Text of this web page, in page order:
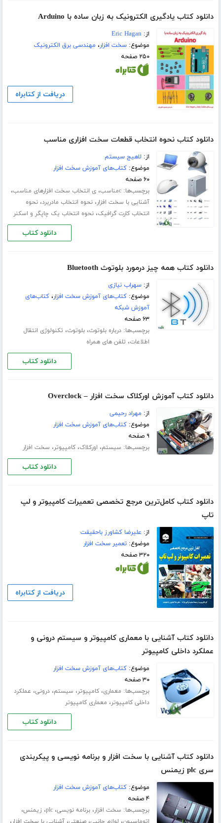
دانلود کتاب یادگیری الکترونیک به زبان ساده با Arduino
از: Eric Hagan
موضوع:سخت افزار، مهندسی برق الکترونیک
۲۵۰ صفحه
دریافت از کتابراه
دانلود کتاب نحوه انتخاب قطعات سخت افزاری مناسب
از: لاهیج سیستم
موضوع:کتاب‌های آموزش سخت افزار
۶۰ صفحه
برچسب‌ها:cمناسب ،ی انتخاب سخت افزارهای مناسب،
آشنایی با سخت افزار،نحوه انتخاب مادربرد،نحوه
انتخاب کارت گرافیک،نحوه انتخاب یک چاپگر و اسکنر
دانلود کتاب
دانلود کتاب همه چیز درمورد بلوتوث Bluetooth
از:سهراب نیازی
موضوع:کتاب‌های آموزش سخت افزار،کتاب‌های
آموزش شبکه
۶۳ صفحه
برچسب‌ها:درباره بلوتوث،بلوتوث، تکنولوژی انتقال
اطلاعات، تلفن های همراه
دانلود کتاب
دانلود کتاب آموزش اورکلاک سخت افزار – Overclock
از: مهراد رحیمی
موضوع:کتاب‌های آموزش سخت افزار
۹ صفحه
برچسب‌ها: سیستم، اورکلاک،کامپیوتر، سخت افزار
دانلود کتاب
دانلود کتاب کامل‌ترین مرجع تخصصی تعمیرات کامپیوتر و لپ‌
تاپ
از: علیرضا کشاورز باحقیقت
موضوع:تعمیر سخت افزار
۳۲۰ صفحه
دریافت از کتابراه
دانلود کتاب آشنایی با معماری کامپیوتر و سیستم درونی و
عملکرد داخلی کامپیوتر
موضوع:کتاب‌های آموزش سخت افزار
۳۰ صفحه
برچسب‌ها: معماری،کامپیوتر، سیستم،درونی، عملکرد
داخلی کامپیوتر، معماری کامپیوتر
دانلود کتاب
دانلود کتاب آشنایی با سخت افزار و برنامه نویسی و پیکربندی
سری plc زیمنس
موضوع:کتاب‌های آموزش سخت افزار
۴ صفحه
برچسب‌ها: سخت افزار،برنامه نویسی،plc، زیمنس،